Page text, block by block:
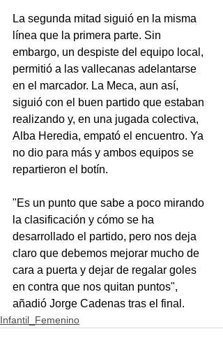
La segunda mitad siguió en la misma
línea que la primera parte. Sin
embargo, un despiste del equipo local,
permitió a las vallecanas adelantarse
en el marcador. La Meca, aun así,
siguió con el buen partido que estaban
realizando y, en una jugada colectiva,
Alba Heredia, empató el encuentro. Ya
no dio para más y ambos equipos se
repartieron el botín.
"Es un punto que sabe a poco mirando
la clasificación y cómo se ha
desarrollado el partido, pero nos deja
claro que debemos mejorar mucho de
cara a puerta y dejar de regalar goles
en contra que nos quitan puntos",
añadió Jorge Cadenas tras el final.
Infantil_Femenino